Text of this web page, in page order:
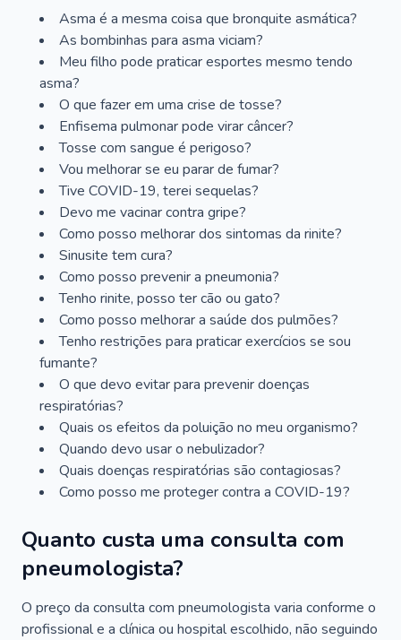
Asma é a mesma coisa que bronquite asmática?
As bombinhas para asma viciam?
Meu filho pode praticar esportes mesmo tendo
asma?
O que fazer em uma crise de tosse?
Enfisema pulmonar pode virar câncer?
Tosse com sangue é perigoso?
Vou melhorar se eu parar de fumar?
Tive COVID-19, terei sequelas?
Devo me vacinar contra gripe?
Como posso melhorar dos sintomas da rinite?
Sinusite tem cura?
Como posso prevenir a pneumonia?
Tenho rinite, posso ter cão ou gato?
Como posso melhorar a saúde dos pulmões?
Tenho restrições para praticar exercícios se sou
fumante?
O que devo evitar para prevenir doenças
respiratórias?
Quais os efeitos da poluição no meu organismo?
Quando devo usar o nebulizador?
Quais doenças respiratórias são contagiosas?
Como posso me proteger contra a COVID-19?
Quanto custa uma consulta com
pneumologista?
O preço da consulta com pneumologista varia conforme o
profissional e a clínica ou hospital escolhido, não seguindo